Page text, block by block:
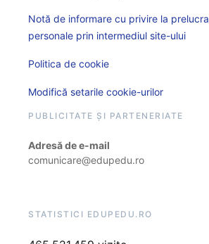
Notă de informare cu privire la
personale prin intermediul site-ului
Politica de cookie
Modifică setarile cookie-urilor
PUBLICITATE ȘI PARTENERIATE
Adresă de e-mail
comunicare@edupedu.ro
STATISTICI EDUPEDU.RO